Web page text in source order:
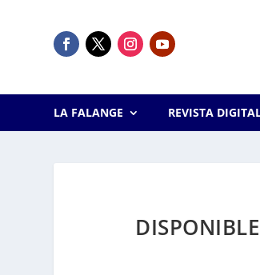
LA FALANGE REVISTA